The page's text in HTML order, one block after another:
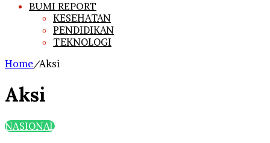
BUMI REPORT
KESEHATAN
PENDIDIKAN
TEKNOLOGI
Home/Aksi
Aksi
NASIONAL